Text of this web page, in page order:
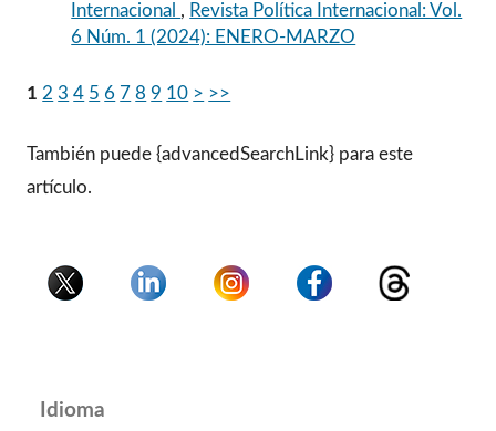
Internacional , Revista Política Internacional: Vol.
6 Núm. 1 (2024): ENERO-MARZO
1 2 3 4 5 6 7 8 9 10 > >>
También puede {advancedSearchLink} para este
artículo.
Idioma